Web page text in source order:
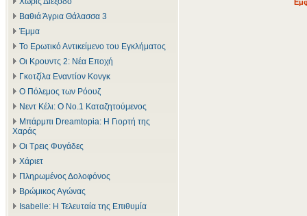
Βαθιά Άγρια Θάλασσα 3
Έμμα
Το Ερωτικό Αντικείμενο του Εγκλήματος
Οι Κρουντς 2: Νέα Εποχή
Γκοτζίλα Εναντίον Κονγκ
Ο Πόλεμος των Ρόουζ
Νεντ Κέλι: Ο Νο.1 Καταζητούμενος
Μπάρμπι Dreamtopia: Η Γιορτή της
Χαράς
Οι Τρεις Φυγάδες
Χάριετ
Πληρωμένος Δολοφόνος
Βρώμικος Αγώνας
Isabelle: Η Τελευταία της Επιθυμία